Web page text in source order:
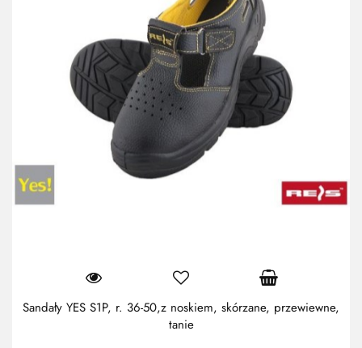
Sandały YES S1P, r. 36-50,z noskiem, skórzane, przewiewne,
tanie